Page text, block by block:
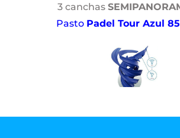
3 canchas
Pasto Padel Tour Azul